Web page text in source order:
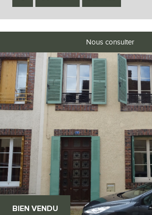
BIEN VENDU
Nous consulter